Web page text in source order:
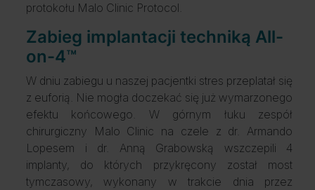
protokołu Malo Clinic Protocol.
Zabieg implantacji techniką All-
on-4™
W dniu zabiegu u naszej pacjentki stres przeplatał się
z euforią. Nie mogła doczekać się już wymarzonego
efektu końcowego. W górnym łuku zespół
chirurgiczny Malo Clinic na czele z dr. Armando
Lopesem i dr. Anną Grabowską wszczepili 4
implanty, do których przykręcony został most
tymczasowy, wykonany w trakcie dnia przez